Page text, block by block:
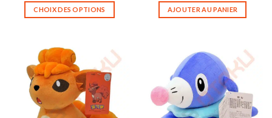
prix :
36,90€
à
CHOIX DES OPTIONS
a
plusieurs
variations.
Les
options
peuvent
AJOUTER AU PANIER